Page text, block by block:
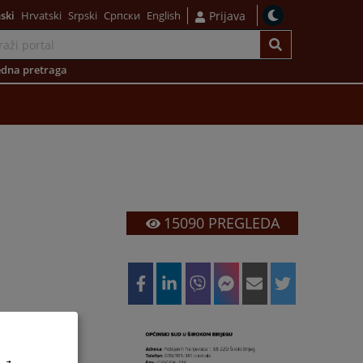
Hrvatski Srpski Српски English Prijava
pretraga
15090PREGLEDA